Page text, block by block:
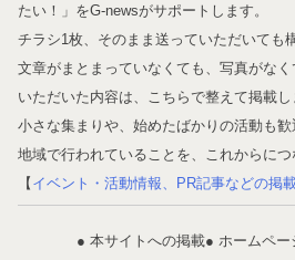
たい！」をG-newsがサポートします。
チラシ1枚、そのまま送っていただいても
文章がまとまっていなくても、写真がなく
いただいた内容は、こちらで整えて掲載し
小さな集まりや、始めたばかりの活動も歓
地域で行われていることを、これからにつ
【 イベント・活動情報、PR記事などの掲
● 本サイトへの掲載● ホームペー